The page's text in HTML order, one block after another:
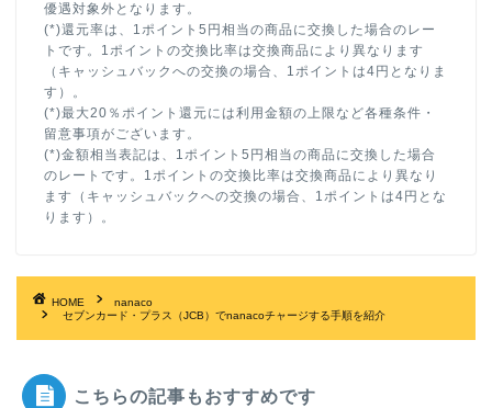
優遇対象外となります。
(*)還元率は、1ポイント5円相当の商品に交換した場合のレー
トです。1ポイントの交換比率は交換商品により異なります
（キャッシュバックへの交換の場合、1ポイントは4円となりま
す）。
(*)最大20％ポイント還元には利用金額の上限など各種条件・
留意事項がございます。
(*)金額相当表記は、1ポイント5円相当の商品に交換した場合
のレートです。1ポイントの交換比率は交換商品により異なり
ます（キャッシュバックへの交換の場合、1ポイントは4円とな
ります）。
HOME
nanaco
セブンカード・プラス（JCB）でnanacoチャージする手順を紹介
こちらの記事もおすすめです